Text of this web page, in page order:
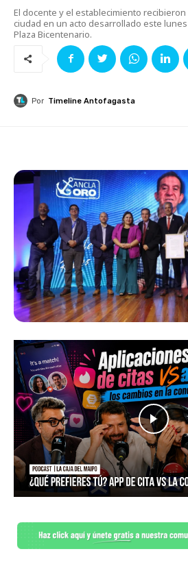
El docente y el establecimiento
ciudad en un acto desarrollado este
Plaza Bicentenario.
Por Timeline Antofagasta